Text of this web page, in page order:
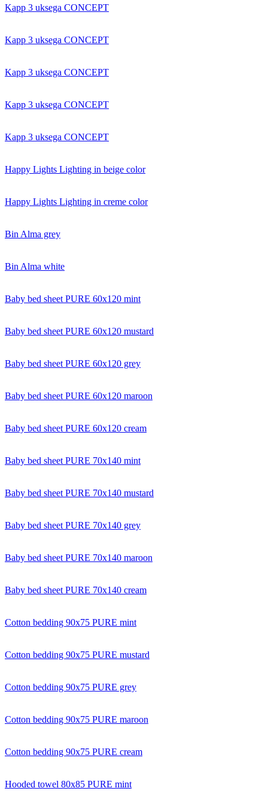
Kapp 3 uksega CONCEPT
Kapp 3 uksega CONCEPT
Kapp 3 uksega CONCEPT
Kapp 3 uksega CONCEPT
Kapp 3 uksega CONCEPT
Happy Lights Lighting in beige color
Happy Lights Lighting in creme color
Bin Alma grey
Bin Alma white
Baby bed sheet PURE 60x120 mint
Baby bed sheet PURE 60x120 mustard
Baby bed sheet PURE 60x120 grey
Baby bed sheet PURE 60x120 maroon
Baby bed sheet PURE 60x120 cream
Baby bed sheet PURE 70x140 mint
Baby bed sheet PURE 70x140 mustard
Baby bed sheet PURE 70x140 grey
Baby bed sheet PURE 70x140 maroon
Baby bed sheet PURE 70x140 cream
Cotton bedding 90x75 PURE mint
Cotton bedding 90x75 PURE mustard
Cotton bedding 90x75 PURE grey
Cotton bedding 90x75 PURE maroon
Cotton bedding 90x75 PURE cream
Hooded towel 80x85 PURE mint